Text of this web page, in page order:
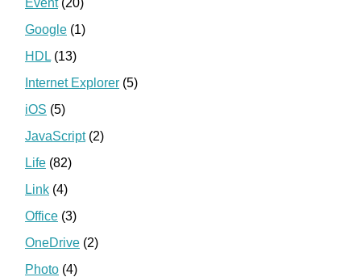
Event(20)
Google (1)
HDL (13)
Internet Explorer (5)
iOS (5)
JavaScript(2)
Life (82)
Link (4)
Office (3)
OneDrive (2)
Photo (4)